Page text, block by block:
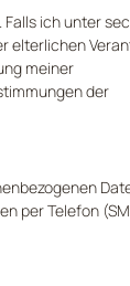
ich unter
elterlichen
meiner
der
per Telefon